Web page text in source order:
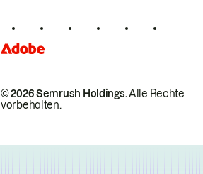
© 2026 Semrush Holdings.Alle Rechte
vorbehalten.